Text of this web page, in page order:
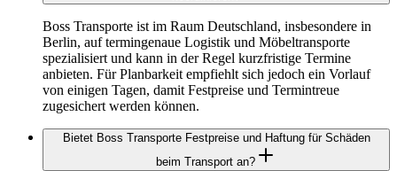
Boss Transporte ist im Raum Deutschland, insbesondere in
Berlin, auf termingenaue Logistik und Möbeltransporte
spezialisiert und kann in der Regel kurzfristige Termine
anbieten. Für Planbarkeit empfiehlt sich jedoch ein Vorlauf
von einigen Tagen, damit Festpreise und Termintreue
zugesichert werden können.
Bietet Boss Transporte Festpreise und Haftung für Schäden
beim Transport an?